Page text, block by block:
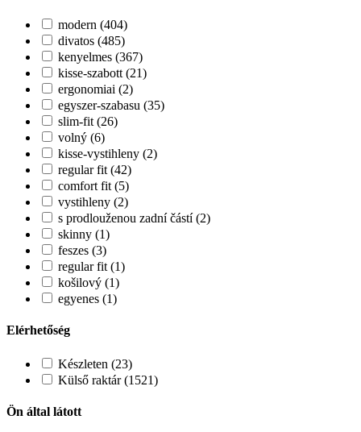
modern (404)
divatos (485)
kenyelmes (367)
kisse-szabott (21)
ergonomiai (2)
egyszer-szabasu (35)
slim-fit (26)
volný (6)
kisse-vystihleny (2)
regular fit (42)
comfort fit (5)
vystihleny (2)
s prodlouženou zadní částí (2)
skinny (1)
feszes (3)
regular fit (1)
košilový (1)
egyenes (1)
Elérhetőség
Készleten (23)
Külső raktár (1521)
Ön által látott